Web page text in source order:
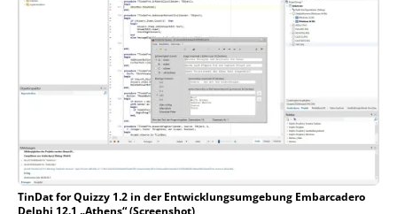
TinDat for Quizzy 1.2 in der Entwicklungsumgebung Embarcadero
Delphi 12.1 „Athens“ (Screenshot)